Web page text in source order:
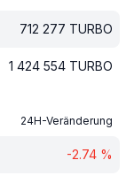
712 277 TURBO
1 424 554 TURBO
24H-Veränderung
-2.74 %